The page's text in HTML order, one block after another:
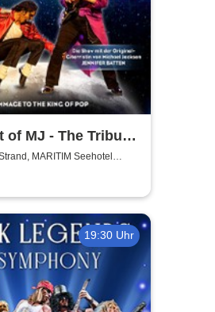
of MJ - The Tribute
of Pop!
MARITIM Seehotel
19:30 Uhr